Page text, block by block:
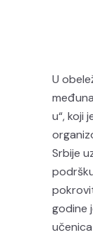
U
u“, koji
Srbije
godine